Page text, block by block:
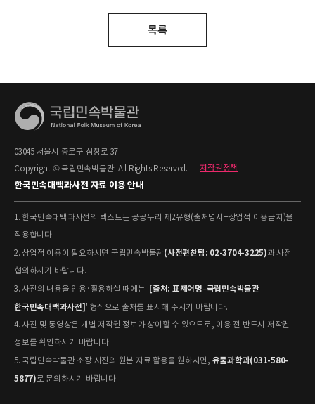
목록
03045 서울시 종로구 삼청로 37
Copyright © 국립민속박물관. All Rights Reserved.
저작권정책
한국민속대백과사전 자료 이용 안내
1. 한국민속대백과사전의 텍스트는 공공누리 제2유형(출처명시+상업적 이용금지)을
적용합니다.
2. 상업적 이용이 필요하시면 국립민속박물관(사전편찬팀: 02-3704-3225)과 사전
협의하시기 바랍니다.
3. 사전의 내용을 인용·활용하실 때에는 '[출처: 표제어명–국립민속박물관
한국민속대백과사전]' 형식으로 출처를 표시해 주시기 바랍니다.
4. 사진 및 동영상은 개별 저작권 정보가 상이할 수 있으므로, 이용 전 반드시 저작권
정보를 확인하시기 바랍니다.
5. 국립민속박물관 소장 사진의 원본 자료 활용을 원하시면, 유물과학과(031-580-
5877) 로 문의하시기 바랍니다.